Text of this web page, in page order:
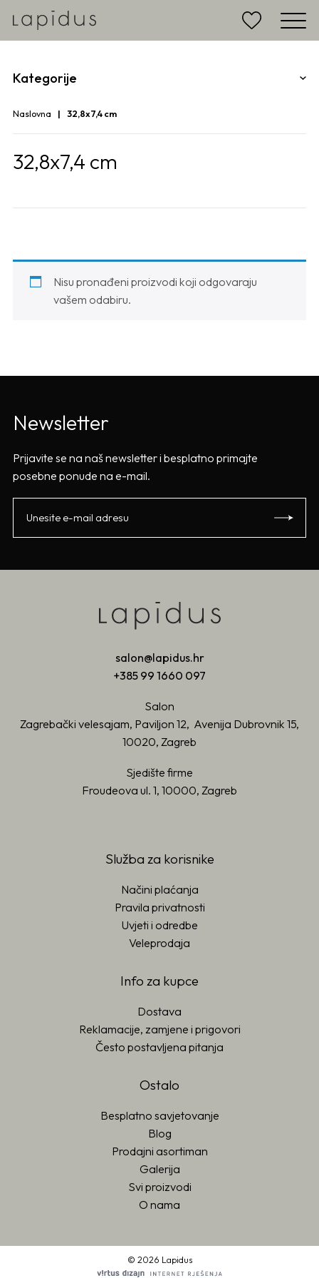
Kategorije
Naslovna 32,8x7,4 cm
32,8x7,4 cm
Nisu pronađeni proizvodi koji odgovaraju
vašem odabiru.
Newsletter
Prijavite se na naš newsletter i besplatno primajte
posebne ponude na e-mail.
salon@lapidus.hr
+385 99 1660 097
Salon
Zagrebački velesajam, Paviljon 12, Avenija Dubrovnik 15,
10020, Zagreb
Sjedište firme
Froudeova ul. 1, 10000, Zagreb
Služba za korisnike
Načini plaćanja
Pravila privatnosti
Uvjeti i odredbe
Veleprodaja
Info za kupce
Dostava
Reklamacije, zamjene i prigovori
Često postavljena pitanja
Ostalo
Besplatno savjetovanje
Blog
Prodajni asortiman
Galerija
Svi proizvodi
O nama
© 2026 Lapidus